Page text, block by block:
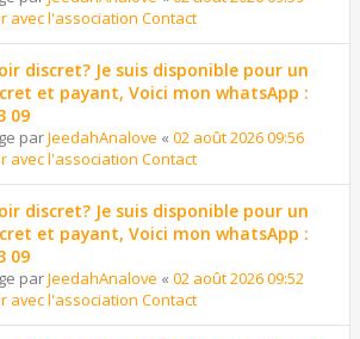
avec l'association Contact
discret? Je suis disponible pour un
et payant, Voici mon whatsApp :
09
parJeedahAnalove « 02 août 2026 09:56
avec l'association Contact
discret? Je suis disponible pour un
et payant, Voici mon whatsApp :
09
parJeedahAnalove « 02 août 2026 09:52
avec l'association Contact